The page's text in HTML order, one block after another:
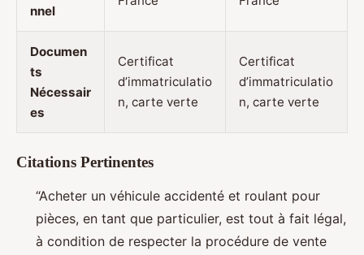
nnel
Documen
ts
Nécessair
es
Certificat
d’immatriculatio
n, carte verte
Certificat
d’immatriculatio
n, carte verte
Citations Pertinentes
“Acheter un véhicule accidenté et roulant pour
pièces, en tant que particulier, est tout à fait légal,
à condition de respecter la procédure de vente